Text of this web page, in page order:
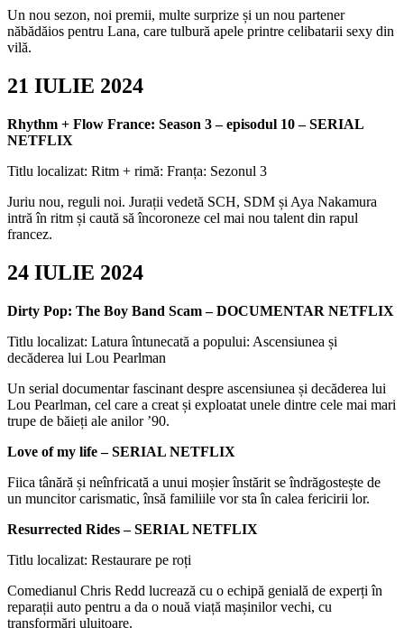
Un nou sezon, noi premii, multe surprize și un nou partener
năbădăios pentru Lana, care tulbură apele printre celibatarii sexy din
vilă.
21 IULIE 2024
Rhythm + Flow France: Season 3 – episodul 10 – SERIAL
NETFLIX
Titlu localizat: Ritm + rimă: Franța: Sezonul 3
Juriu nou, reguli noi. Jurații vedetă SCH, SDM și Aya Nakamura
intră în ritm și caută să încoroneze cel mai nou talent din rapul
francez.
24 IULIE 2024
Dirty Pop: The Boy Band Scam – DOCUMENTAR NETFLIX
Titlu localizat: Latura întunecată a popului: Ascensiunea și
decăderea lui Lou Pearlman
Un serial documentar fascinant despre ascensiunea și decăderea lui
Lou Pearlman, cel care a creat și exploatat unele dintre cele mai mari
trupe de băieți ale anilor ’90.
Love of my life – SERIAL NETFLIX
Fiica tânără și neînfricată a unui moșier înstărit se îndrăgostește de
un muncitor carismatic, însă familiile vor sta în calea fericirii lor.
Resurrected Rides – SERIAL NETFLIX
Titlu localizat: Restaurare pe roți
Comedianul Chris Redd lucrează cu o echipă genială de experți în
reparații auto pentru a da o nouă viață mașinilor vechi, cu
transformări uluitoare.